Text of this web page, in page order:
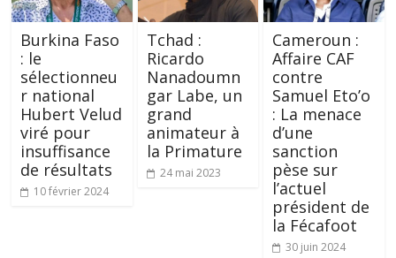
Burkina Faso
: le
sélectionneu
r national
Hubert Velud
viré pour
insuffisance
de résultats
10 février 2024
Tchad :
Ricardo
Nanadoumn
gar Labe, un
grand
animateur à
la Primature
24 mai 2023
Cameroun :
Affaire CAF
contre
Samuel Eto’o
: La menace
d’une
sanction
pèse sur
l’actuel
président de
la Fécafoot
30 juin 2024